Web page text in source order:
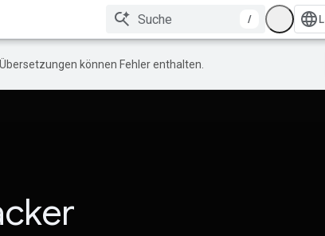
/
können Fehler enthalten.